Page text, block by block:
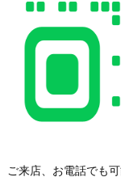
ご来店、お電話でも